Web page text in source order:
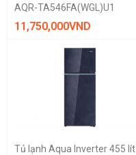
AQR-TA546FA(WGL)U1
11,750,000VND
Tủ lạnh Aqua Inverter 455 lít